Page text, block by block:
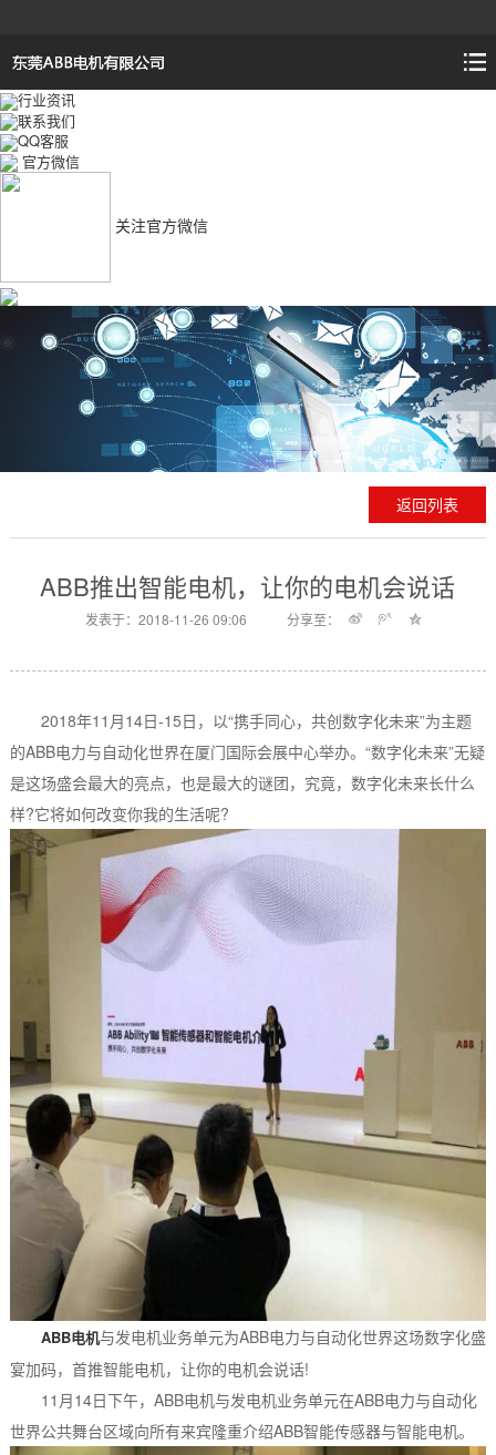
行业资讯
联系我们
QQ客服
官方微信
关注官方微信
返回列表
ABB推出智能电机，让你的电机会说话
发表于：2018-11-26 09:06 分享至：
2018年11月14日-15日，以“携手同心，共创数字化未来”为主题
的ABB电力与自动化世界在厦门国际会展中心举办。“数字化未来”无疑
是这场盛会最大的亮点，也是最大的谜团，究竟，数字化未来长什么
样?它将如何改变你我的生活呢?
ABB电机与发电机业务单元为ABB电力与自动化世界这场数字化盛
宴加码，首推智能电机，让你的电机会说话!
11月14日下午，ABB电机与发电机业务单元在ABB电力与自动化
世界公共舞台区域向所有来宾隆重介绍ABB智能传感器与智能电机。